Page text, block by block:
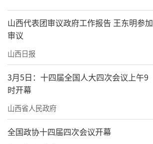
山西代表团审议政府工作报告 王东明参加
审议
山西日报
3月5日：十四届全国人大四次会议上午9
时开幕
山西省人民政府
全国政协十四届四次会议开幕